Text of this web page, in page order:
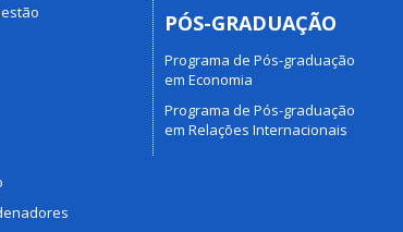
PÓS-GRADUAÇÃO
Programa de Pós-graduação
em Economia
Programa de Pós-graduação
em Relações Internacionais